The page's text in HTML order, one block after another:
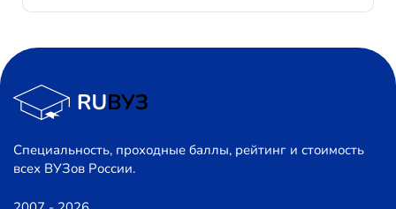
Специальность, проходные баллы, рейтинг и стоимость
всех ВУЗов России.